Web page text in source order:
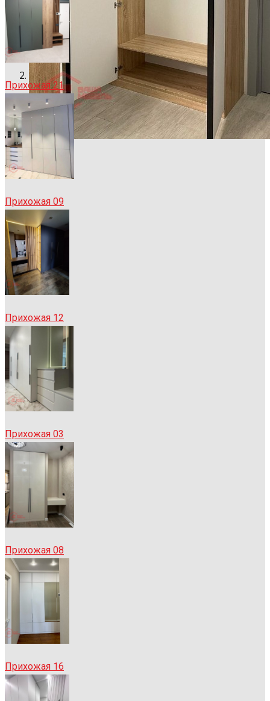
Прихожая 21
Прихожая 09
Прихожая 12
Прихожая 03
Прихожая 08
Прихожая 16